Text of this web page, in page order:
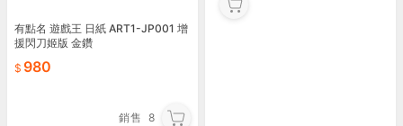
有點名 遊戲王 日紙 ART1-JP001 增
援閃刀姬版 金鑽
980
銷售 8